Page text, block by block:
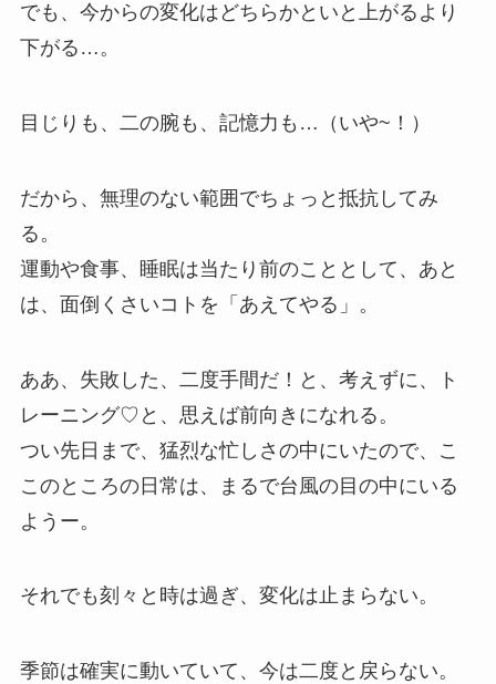
でも、今からの変化はどちらかといと上がるより
下がる…。
目じりも、二の腕も、記憶力も…（いや~！）
だから、無理のない範囲でちょっと抵抗してみ
る。
運動や食事、睡眠は当たり前のこととして、あと
は、面倒くさいコトを「あえてやる」。
ああ、失敗した、二度手間だ！と、考えずに、ト
レーニング♡と、思えば前向きになれる。
つい先日まで、猛烈な忙しさの中にいたので、こ
このところの日常は、まるで台風の目の中にいる
ようー。
それでも刻々と時は過ぎ、変化は止まらない。
季節は確実に動いていて、今は二度と戻らない。